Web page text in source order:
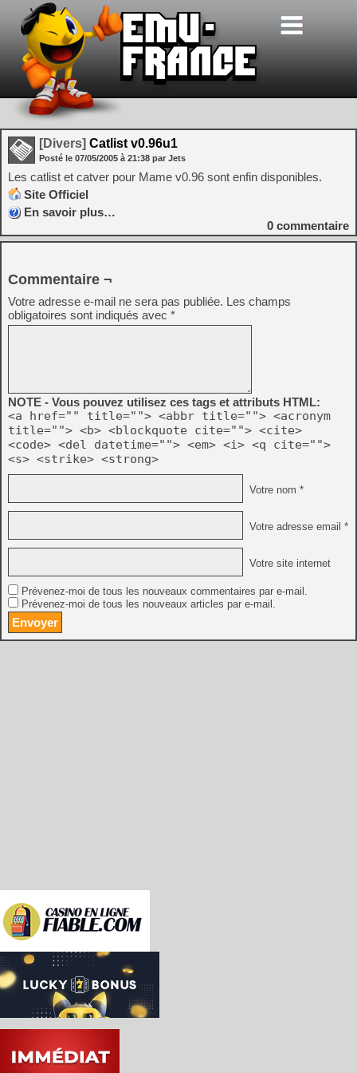
[Divers] Catlist v0.96u1
Posté le 07/05/2005 à 21:38 par Jets
Les catlist et catver pour Mame v0.96 sont enfin disponibles.
Site Officiel
En savoir plus…
0 commentaire
Commentaire ¬
Votre adresse e-mail ne sera pas publiée. Les champs
obligatoires sont indiqués avec *
NOTE - Vous pouvez utilisez ces tags et attributs HTML:
<a href="" title=""> <abbr title=""> <acronym
title=""> <b> <blockquote cite=""> <cite>
<code> <del datetime=""> <em> <i> <q cite="">
<s> <strike> <strong>
Votre nom *
Votre adresse email *
Votre site internet
Prévenez-moi de tous les nouveaux commentaires par e-mail.
Prévenez-moi de tous les nouveaux articles par e-mail.